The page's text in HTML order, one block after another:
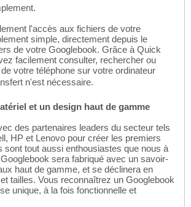
l'accès aux fichiers de votre
simple, directement depuis le
de votre Googlebook. Grâce à Quick
facilement consulter, rechercher ou
votre téléphone sur votre ordinateur
n'est nécessaire.
et un design haut de gamme
des partenaires leaders du secteur tels
HP et Lenovo pour créer les premiers
sont tout aussi enthousiastes que nous à
sera fabriqué avec un savoir-
haut de gamme, et se déclinera en
tailles. Vous reconnaîtrez un Googlebook
unique, à la fois fonctionnelle et